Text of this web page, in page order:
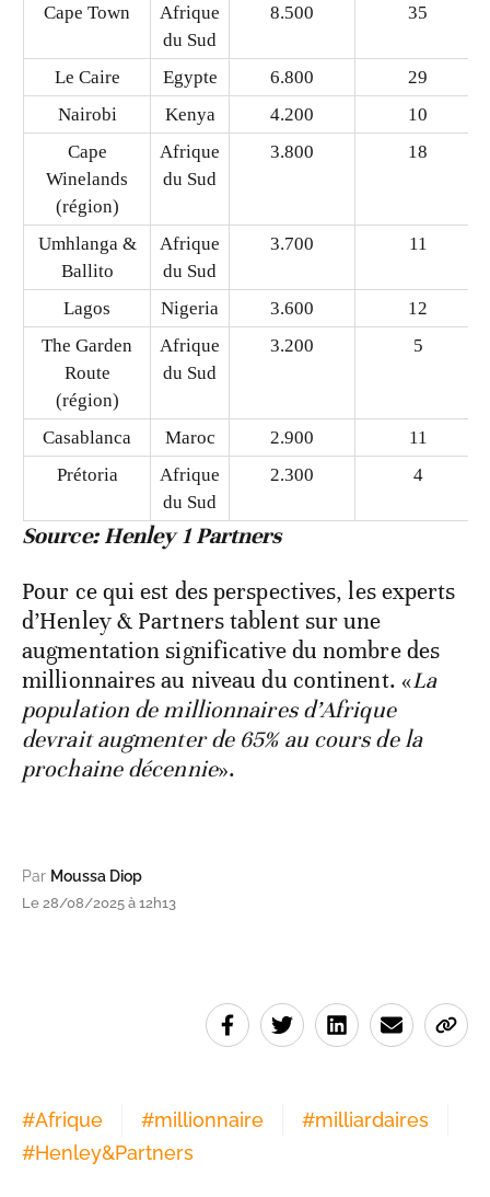
Cape Town
Afrique
du Sud
8.500 35
Le Caire Egypte 6.800
29
Nairobi
Kenya 4.200
10
Cape
Winelands
(région)
Afrique
du Sud
3.800 18
Umhlanga &
Ballito
Afrique
du Sud
3.700 11
Lagos Nigeria 3.600
12
The Garden
Route
(région)
Afrique
du Sud
3.200 5
Casablanca Maroc 2.900
11
Prétoria
Afrique
du Sud
2.300 4
Source: Henley 1 Partners
Pour ce qui est des perspectives, les experts
d’Henley & Partners tablent sur une
augmentation significative du nombre des
millionnaires au niveau du continent. «La
population de millionnaires d’Afrique
devrait augmenter de 65% au cours de la
prochaine décennie».
Par Moussa Diop
Le 28/08/2025 à 12h13
#Afrique #millionnaire #milliardaires
#Henley&Partners